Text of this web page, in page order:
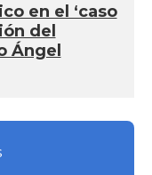
en el ‘caso
del
Ángel